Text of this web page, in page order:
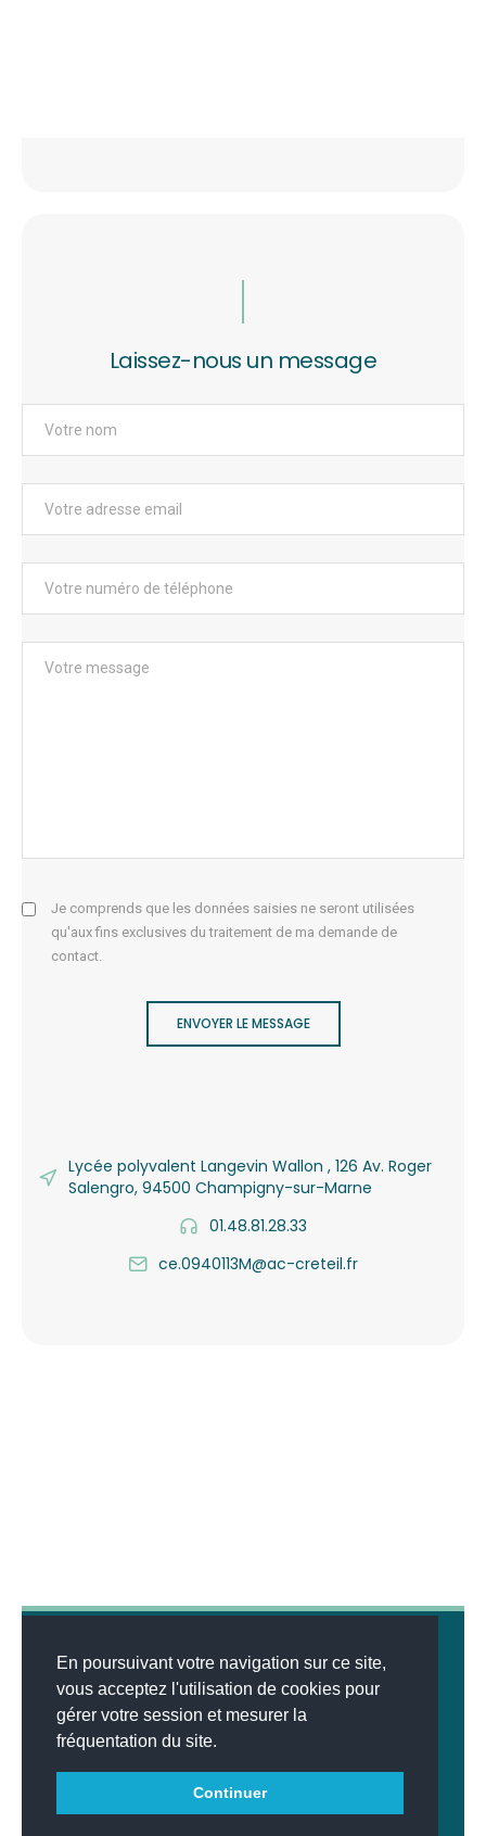
En poursuivant votre navigation sur ce site,
vous acceptez l'utilisation de cookies pour
gérer votre session et mesurer la
fréquentation du site.
Continuer
Laissez-nous un message
Je comprends que les données saisies ne seront utilisées
qu'aux fins exclusives du traitement de ma demande de
contact.
ENVOYER LE MESSAGE
Lycée polyvalent Langevin Wallon , 126 Av. Roger
Salengro, 94500 Champigny-sur-Marne
01.48.81.28.33
ce.0940113M@ac-creteil.fr
© 2026 MENTIONS LÉGALES•LISTE DES ARTICLES
INNOVATIONS™